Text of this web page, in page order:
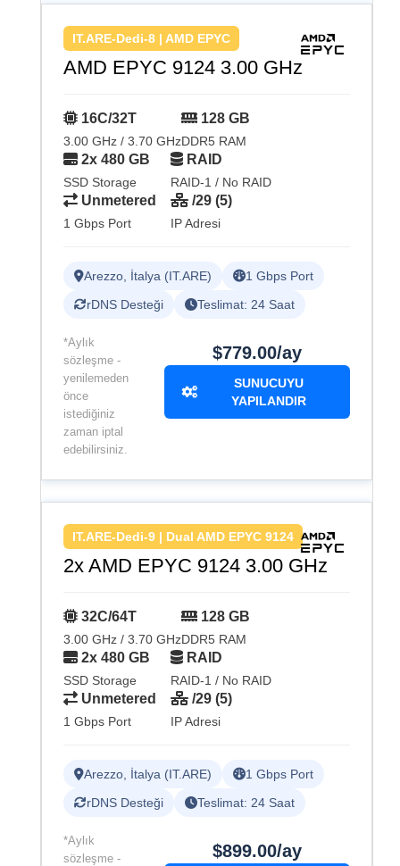
IT.ARE-Dedi-8 | AMD EPYC
AMD EPYC 9124 3.00 GHz
16C/32T
3.00 GHz / 3.70 GHz
128 GB
DDR5 RAM
2x 480 GB
SSD Storage
RAID
RAID-1 / No RAID
Unmetered
1 Gbps Port
/29 (5)
IP Adresi
Arezzo, İtalya (IT.ARE)
1 Gbps Port
rDNS Desteği
Teslimat: 24 Saat
*Aylık
sözleşme -
yenilemeden
önce
istediğiniz
zaman iptal
edebilirsiniz.
$779.00/ay
SUNUCUYU
YAPILANDIR
IT.ARE-Dedi-9 | Dual AMD EPYC 9124
2x AMD EPYC 9124 3.00 GHz
32C/64T
3.00 GHz / 3.70 GHz
128 GB
DDR5 RAM
2x 480 GB
SSD Storage
RAID
RAID-1 / No RAID
Unmetered
1 Gbps Port
/29 (5)
IP Adresi
Arezzo, İtalya (IT.ARE)
1 Gbps Port
rDNS Desteği
Teslimat: 24 Saat
*Aylık
sözleşme -
$899.00/ay